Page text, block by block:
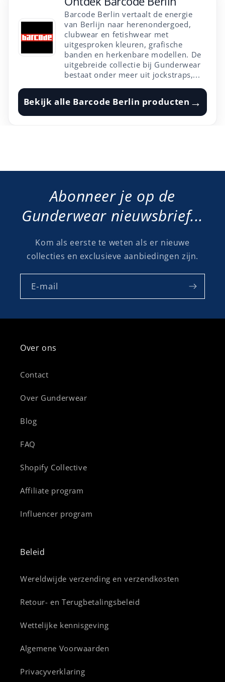
Barcode Berlin vertaalt de energie
van Berlijn naar herenondergoed,
clubwear en fetishwear met
uitgesproken kleuren, grafische
banden en herkenbare modellen. De
uitgebreide collectie bij Gunderwear
bestaat onder meer uit jockstraps,...
Bekijk alle Barcode Berlin producten →
Abonneer je op de
Gunderwear nieuwsbrief...
Kom als eerste te weten als er nieuwe
collecties en exclusieve aanbiedingen zijn.
E‑mail
Over ons
Contact
Over Gunderwear
Blog
FAQ
Shopify Collective
Affiliate program
Influencer program
Beleid
Wereldwijde verzending en verzendkosten
Retour- en Terugbetalingsbeleid
Wettelijke kennisgeving
Algemene Voorwaarden
Privacyverklaring